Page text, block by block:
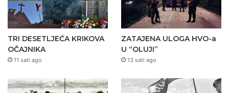
TRI DESETLJEĆA KRIKOVA
OČAJNIKA
11 sati ago
ZATAJENA ULOGA HVO-a
U “OLUJI”
13 sati ago